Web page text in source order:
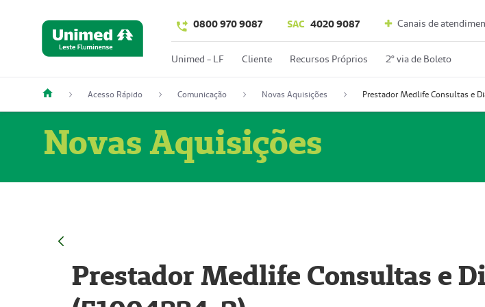
0800 970 9087 SAC 4020 9087 Canais de
Unimed - LF Cliente Recursos Próprios 2º via de Boleto
Acesso Rápido Comunicação Novas Aquisições
Novas Aquisições
Prestador Medlife Consultas e